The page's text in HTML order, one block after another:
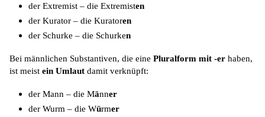
der Extremist – die Extremisten
der Kurator – die Kuratoren
der Schurke – die Schurken
Bei männlichen Substantiven, die einePluralform mit -er haben,
ist meistein Umlaut damit verknüpft:
der Mann – die Männer
der Wurm – die Würmer